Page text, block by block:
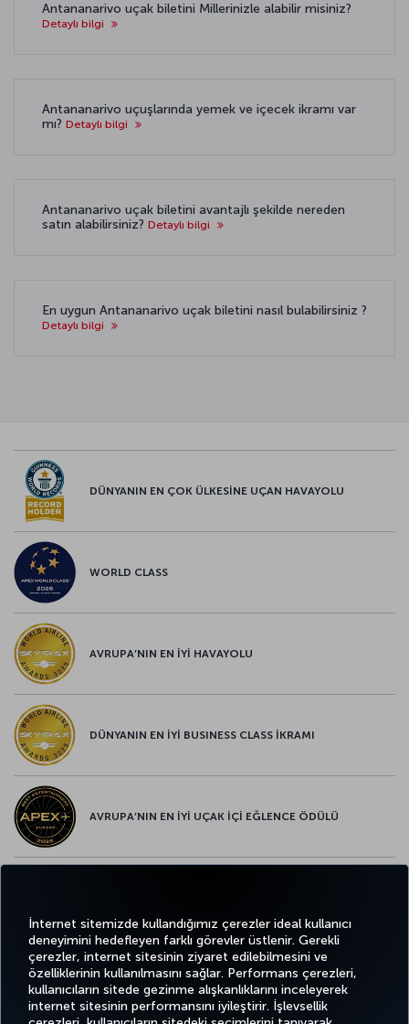
İnternet sitemizde kullandığımız çerezler ideal kullanıcı
deneyimini hedefleyen farklı görevler üstlenir. Gerekli
çerezler, internet sitesinin ziyaret edilebilmesini ve
özelliklerinin kullanılmasını sağlar. Performans çerezleri,
kullanıcıların sitede gezinme alışkanlıklarını inceleyerek
internet sitesinin performansını iyileştirir. İşlevsellik
Antananarivo uçak biletini Millerinizle alabilir misiniz?
Detaylı bilgi
Antananarivo uçuşlarında yemek ve içecek ikramı var
mı? Detaylı bilgi
Antananarivo uçak biletini avantajlı şekilde nereden
satın alabilirsiniz? Detaylı bilgi
En uygun Antananarivo uçak biletini nasıl bulabilirsiniz ?
Detaylı bilgi
DÜNYANIN EN ÇOK ÜLKESİNE UÇAN HAVAYOLU
WORLD CLASS
AVRUPA’NIN EN İYİ HAVAYOLU
DÜNYANIN EN İYİ BUSINESS CLASS İKRAMI
AVRUPA’NIN EN İYİ UÇAK İÇİ EĞLENCE ÖDÜLÜ
TwitterFacebook
Instagram
YoutubeLinkedIn
TiktokBlogPinterest